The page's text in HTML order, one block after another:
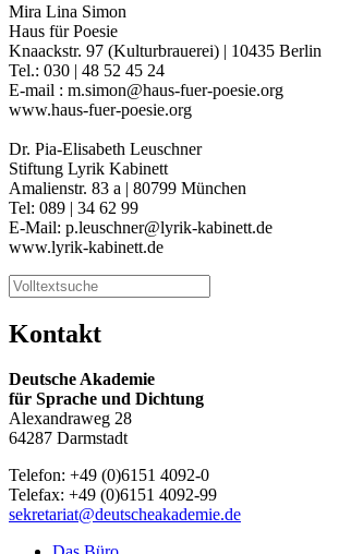
Mira Lina Simon
Haus für Poesie
Knaackstr. 97 (Kulturbrauerei) | 10435 Berlin
Tel.: 030 | 48 52 45 24
E-mail : m.simon@haus-fuer-poesie.org
www.haus-fuer-poesie.org
Dr. Pia-Elisabeth Leuschner
Stiftung Lyrik Kabinett
Amalienstr. 83 a | 80799 München
Tel: 089 | 34 62 99
E-Mail: p.leuschner@lyrik-kabinett.de
www.lyrik-kabinett.de
Kontakt
Deutsche Akademie
für Sprache und Dichtung
Alexandraweg 28
64287 Darmstadt
Telefon: +49 (0)6151 4092-0
Telefax: +49 (0)6151 4092-99
sekretariat@deutscheakademie.de